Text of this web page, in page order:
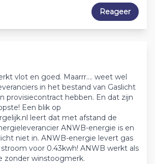
Reageer
vlot en goed. Maarrr.... weet wel
in het bestand van Gaslicht
provisiecontract hebben. En dat zijn
Een blik op
leert dat met afstand de
ANWB-energie is en
niet in. ANWB-energie levert gas
voor 0.43kwh! ANWB werkt als
zonder winstoogmerk.